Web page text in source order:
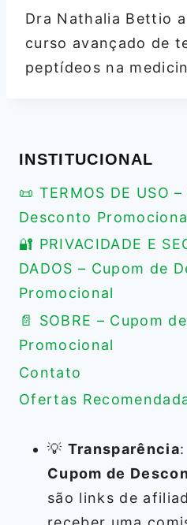
Dra Nathalia Bettio
curso avançado de
peptídeos na
INSTITUCIONAL
📜 TERMOS DE USO
Desconto
🔐 PRIVACIDADE E
DADOS – Cupom de
Promocional
📄 SOBRE – Cupom
Promocional
Contato
Ofertas
💡 Transparência
Cupom de
são links de